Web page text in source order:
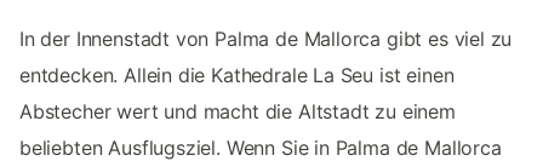
In der Innenstadt von Palma de Mallorca gibt es viel zu
entdecken. Allein die Kathedrale La Seu ist einen
Abstecher wert und macht die Altstadt zu einem
beliebten Ausflugsziel. Wenn Sie in Palma de Mallorca